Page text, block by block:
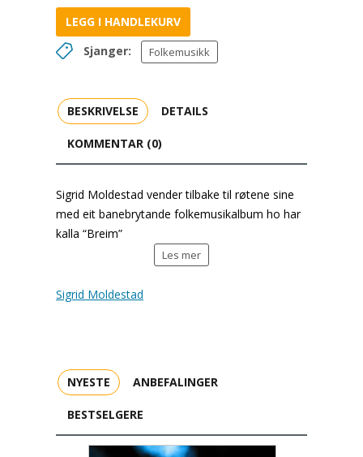
LEGG I HANDLEKURV
Sjanger:
Folkemusikk
BESKRIVELSE DETAILS
KOMMENTAR (0)
Sigrid Moldestad vender tilbake til røtene sine
med eit banebrytande folkemusikalbum ho har
kalla “Breim”
Les mer
Sigrid Moldestad
NYESTE ANBEFALINGER
BESTSELGERE